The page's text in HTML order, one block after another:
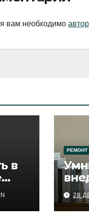
вам необходимо
в
РЕМОНТ
28